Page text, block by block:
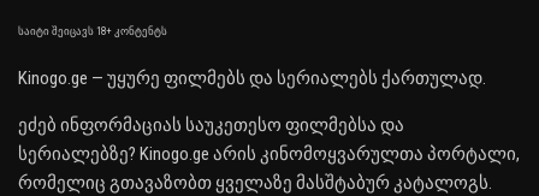
საიტი შეიცავს 18+ კონტენტს
Kinogo.ge — უყურე ფილმებს და სერიალებს ქართულად.
ეძებ ინფორმაციას საუკეთესო ფილმებსა და
სერიალებზე? Kinogo.ge არის კინომოყვარულთა პორტალი,
რომელიც გთავაზობთ ყველაზე მასშტაბურ კატალოგს.